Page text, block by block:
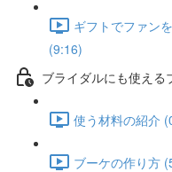
ギフトでファン
(9:16)
ブライダルにも使える
使う材料の紹介
ブーケの作り方